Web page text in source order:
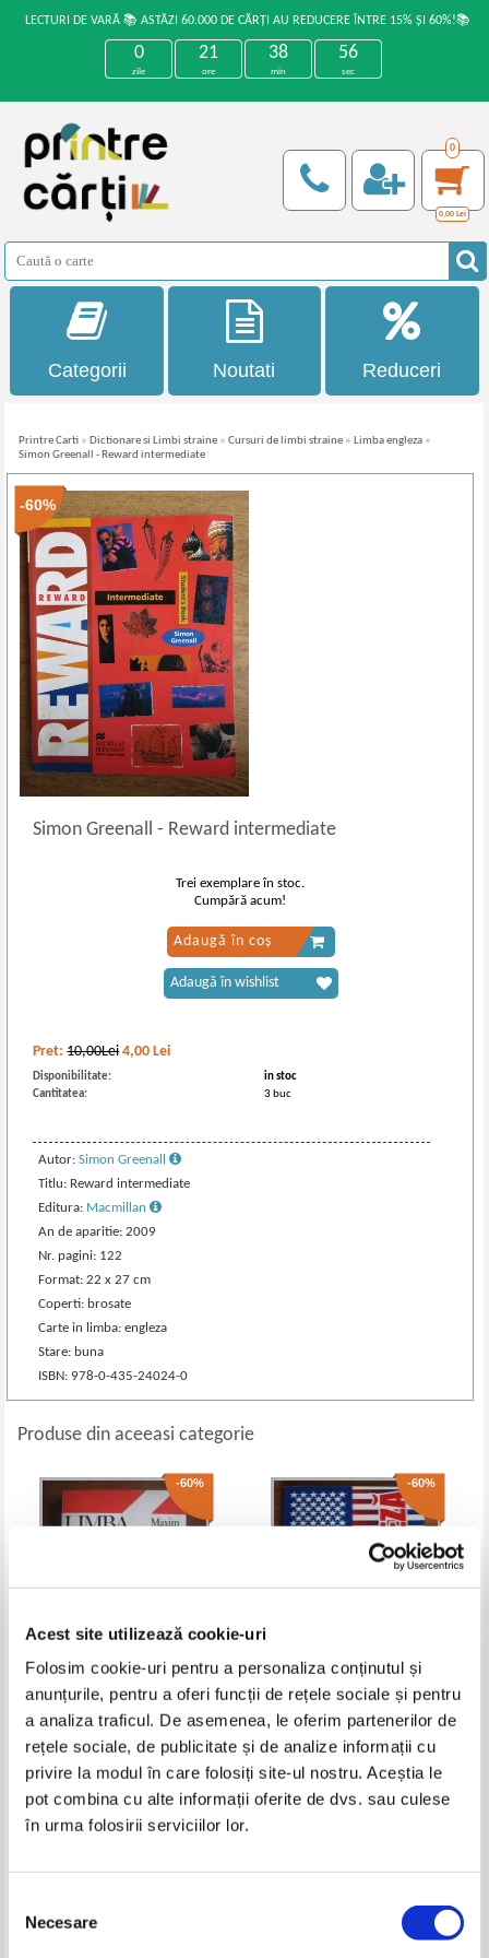
Acest site utilizează cookie-uri
Folosim cookie-uri pentru a personaliza conținutul și
anunțurile, pentru a oferi funcții de rețele sociale și pentru
a analiza traficul. De asemenea, le oferim partenerilor de
rețele sociale, de publicitate și de analize informații cu
privire la modul în care folosiți site-ul nostru. Aceștia le
pot combina cu alte informații oferite de dvs. sau culese
în urma folosirii serviciilor lor.
consimțământului
Necesare
LECTURI DE VARĂ 📚 ASTĂZI 60.000 DE CĂRȚI AU REDUCERE ÎNTRE 15% ȘI 60%!📚
0
zile
21
ore
38
min
56
sec
0
0,00 Lei
Categorii Noutati Reduceri
Printre Carti » Dictionare si Limbi straine »Cursuri de limbi straine » Limba engleza »
Simon Greenall - Reward intermediate
-60%
Simon Greenall- Reward intermediate
Pret:10,00Lei 4,00 Lei
Disponibilitate:
in stoc
Cantitatea:
3 buc
Autor:Simon Greenall
Titlu: Reward intermediate
Editura: Macmillan
An de aparitie: 2009
Nr. pagini: 122
Format: 22 x 27 cm
Coperti: brosate
Carte in limba: engleza
Stare: buna
ISBN: 978-0-435-24024-0
Trei exemplare în stoc.
Cumpără acum!
Adaugă în coș
Adaugă în wishlist
Produse din aceeasi categorie
-60%
Maxim Popp - Limba engleza.
10,00Lei 4,00
Adaugă în coș
-60%
Emanuel Merealbe - Limba
engleza pentru juristi
Lei
Adaugă în coș